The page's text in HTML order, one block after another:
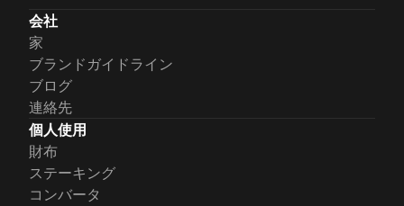
会社
家
ブランドガイドライン
ブログ
連絡先
個人使用
財布
ステーキング
コンバータ